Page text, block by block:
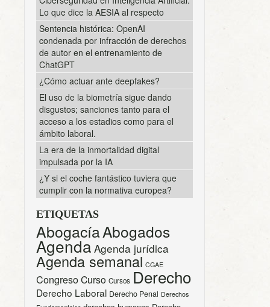
Lo que dice la AESIA al respecto
Sentencia histórica: OpenAI
condenada por infracción de derechos
de autor en el entrenamiento de
ChatGPT
¿Cómo actuar ante deepfakes?
El uso de la biometría sigue dando
disgustos; sanciones tanto para el
acceso a los estadios como para el
ámbito laboral.
La era de la inmortalidad digital
impulsada por la IA
¿Y si el coche fantástico tuviera que
cumplir con la normativa europea?
ETIQUETAS
AbogacíaAbogados
Agenda Agenda jurídica
Agenda semanal CGAE
CongresoCurso Cursos Derecho
Derecho Laboral Derecho Penal Derechos